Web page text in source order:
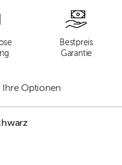
Bestpreis
Garantie
Ihre Optionen